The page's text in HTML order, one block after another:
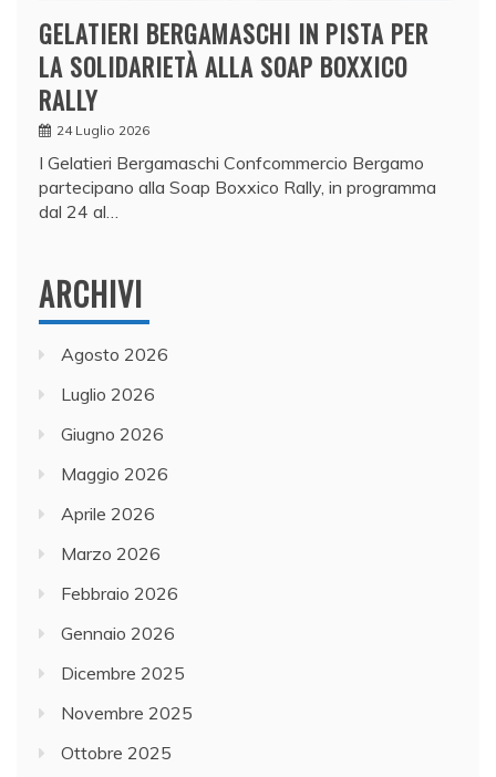
GELATIERI BERGAMASCHI IN PISTA PER
LA SOLIDARIETÀ ALLA SOAP BOXXICO
RALLY
24 Luglio 2026
I Gelatieri Bergamaschi Confcommercio Bergamo
partecipano alla Soap Boxxico Rally, in programma
dal 24 al…
ARCHIVI
Agosto 2026
Luglio 2026
Giugno 2026
Maggio 2026
Aprile 2026
Marzo 2026
Febbraio 2026
Gennaio 2026
Dicembre 2025
Novembre 2025
Ottobre 2025